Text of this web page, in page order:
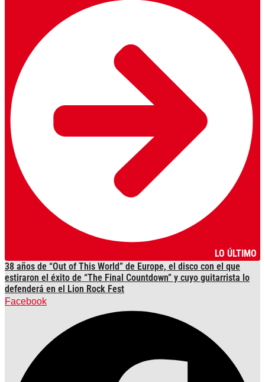
LO ÚLTIMO
38 años de “Out of This World” de Europe, el disco con el que
estiraron el éxito de “The Final Countdown” y cuyo guitarrista lo
defenderá en el Lion Rock Fest
Facebook